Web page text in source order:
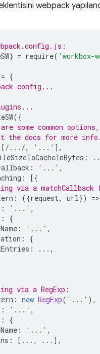
webpack
} = require( 'workbox-
= {
config...
({
some common
the docs for more info.
[ /.../, '...' ],
:
: '...' ,
:
[{
via a matchCallback
: ({request, url}) =>
: '...' ,
:
{
: '...' ,
:
{
:
...,
via a RegExp:
: new RegExp( '...' ),
: '...' ,
:
{
: '...' ,
: [...,
...],